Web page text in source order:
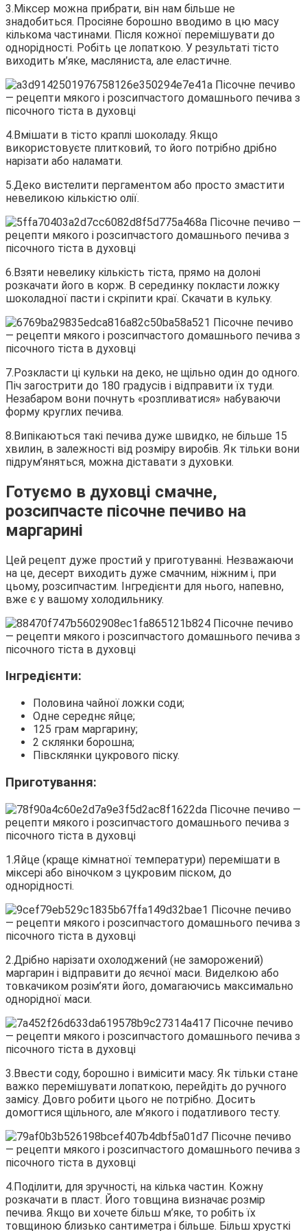
3.Міксер можна прибрати, він нам більше не
знадобиться. Просіяне борошно вводимо в цю масу
кількома частинами. Після кожної перемішувати до
однорідності. Робіть це лопаткою. У результаті тісто
виходить м’яке, масляниста, але еластичне.
4.Вмішати в тісто краплі шоколаду. Якщо
використовуєте плитковий, то його потрібно дрібно
нарізати або наламати.
5.Деко вистелити пергаментом або просто змастити
невеликою кількістю олії.
6.Взяти невелику кількість тіста, прямо на долоні
розкачати його в корж. В серединку покласти ложку
шоколадної пасти і скріпити краї. Скачати в кульку.
7.Розкласти ці кульки на деко, не щільно один до одного.
Піч загострити до 180 градусів і відправити їх туди.
Незабаром вони почнуть «розпливатися» набуваючи
форму круглих печива.
8.Випікаються такі печива дуже швидко, не більше 15
хвилин, в залежності від розміру виробів. Як тільки вони
підрум’яняться, можна діставати з духовки.
Готуємо в духовці смачне,
розсипчасте пісочне печиво на
маргарині
Цей рецепт дуже простий у приготуванні. Незважаючи
на це, десерт виходить дуже смачним, ніжним і, при
цьому, розсипчастим. Інгредієнти для нього, напевно,
вже є у вашому холодильнику.
Інгредієнти:
Половина чайної ложки соди;
Одне середнє яйце;
125 грам маргарину;
2 склянки борошна;
Півсклянки цукрового піску.
Приготування:
1.Яйце (краще кімнатної температури) перемішати в
міксері або віночком з цукровим піском, до
однорідності.
2.Дрібно нарізати охолоджений (не заморожений)
маргарин і відправити до яєчної маси. Виделкою або
товкачиком розім’яти його, домагаючись максимально
однорідної маси.
3.Ввести соду, борошно і вимісити масу. Як тільки стане
важко перемішувати лопаткою, перейдіть до ручного
замісу. Довго робити цього не потрібно. Досить
домогтися щільного, але м’якого і податливого тесту.
4.Поділити, для зручності, на кілька частин. Кожну
розкачати в пласт. Його товщина визначає розмір
печива. Якщо ви хочете більш м’яке, то робіть їх
товщиною близько сантиметра і більше. Більш хрусткі